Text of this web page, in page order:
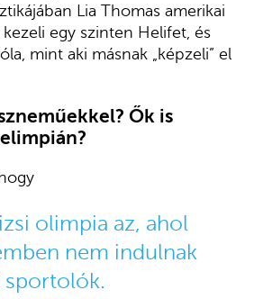
Lia Thomas amerikai
kezeli egy szinten Helifet, és
mint aki másnak „képzeli” el
Ők is
olimpia az, ahol
nem indulnak
sportolók.